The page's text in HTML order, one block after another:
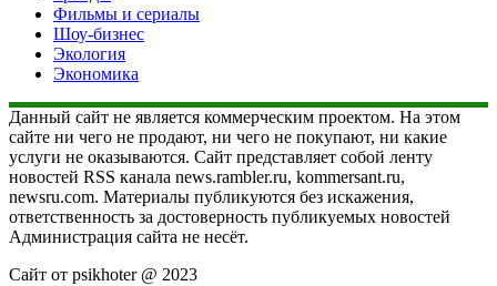
Фильмы и сериалы
Шоу-бизнес
Экология
Экономика
Данный сайт не является коммерческим проектом. На этом
сайте ни чего не продают, ни чего не покупают, ни какие
услуги не оказываются. Сайт представляет собой ленту
новостей RSS канала news.rambler.ru, kommersant.ru,
newsru.com. Материалы публикуются без искажения,
ответственность за достоверность публикуемых новостей
Администрация сайта не несёт.
Сайт от psikhoter @ 2023